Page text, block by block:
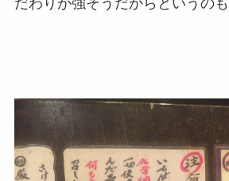
だわりが強そうだからというのも